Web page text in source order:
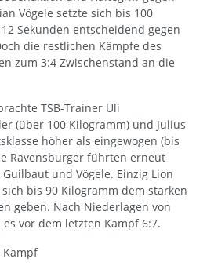
Vögele setzte sich bis 100
Sekunden entscheidend gegen
die restlichen Kämpfe des
zum 3:4 Zwischenstand an die
TSB-Trainer Uli
(über 100 Kilogramm) und Julius
höher als eingewogen (bis
Ravensburger führten erneut
und Vögele. Einzig Lion
bis 90 Kilogramm dem starken
geben. Nach Niederlagen von
vor dem letzten Kampf 6:7.
Kampf